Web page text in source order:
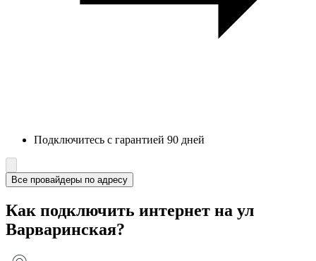
Подключитесь с гарантией 90 дней
Все провайдеры по адресу
Как подключить интернет на ул
Варваринская?